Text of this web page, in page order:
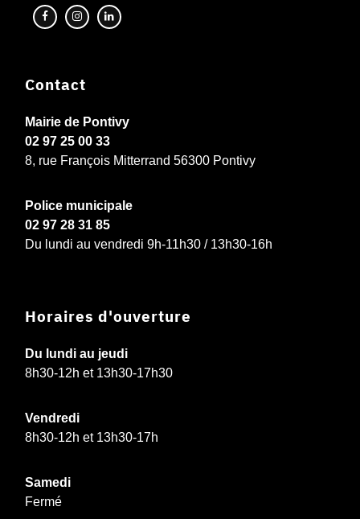
Contact
Mairie de Pontivy
02 97 25 00 33
8, rue François Mitterrand 56300 Pontivy
Police municipale
02 97 28 31 85
Du lundi au vendredi 9h-11h30 / 13h30-16h
Horaires d'ouverture
Du lundi au jeudi
8h30-12h et 13h30-17h30
Vendredi
8h30-12h et 13h30-17h
Samedi
Fermé